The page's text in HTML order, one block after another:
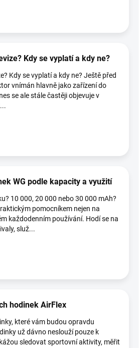
Kdy se vyplatí a kdy ne?
Kdy se vyplatí a kdy ne? Ještě před
vnímán hlavně jako zařízení do
se ale stále častěji objevuje v
WG podle kapacity a využití
10 000, 20 000 nebo 30 000 mAh?
pomocníkem nejen na
každodenním používání. Hodí se na
služ...
hodinek AirFlex
které vám budou opravdu
už dávno neslouží pouze k
sledovat sportovní aktivity, měřit